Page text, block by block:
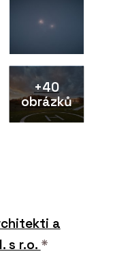
+40
obrázků
a
s r.o. *